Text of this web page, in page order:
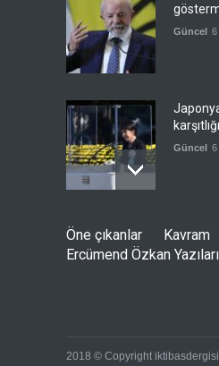
Güncel 6
Güncel 6
ve
Öne çıkanlar Kavram
Ercümend Özkan Yazıları
2018 © Copyright